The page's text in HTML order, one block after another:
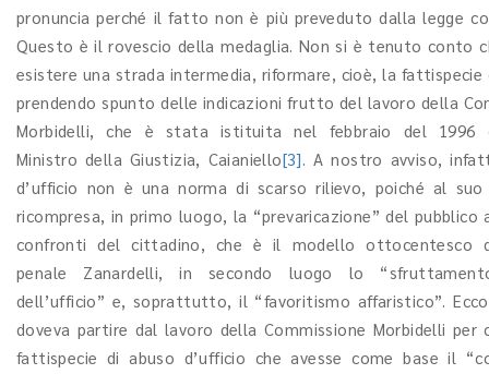
pronuncia perché il fatto non è più preveduto dalla legge
Questo è il rovescio della medaglia. Non si è tenuto conto
esistere una strada intermedia, riformare, cioè, la fattispecie
prendendo spunto delle indicazioni frutto del lavoro della
Morbidelli, che è stata istituita nel febbraio del 1996
Ministro della Giustizia, Caianiello[3]. A nostro avviso,
d’ufficio non è una norma di scarso rilievo, poiché al
ricompresa, in primo luogo, la “prevaricazione” del pubblico
confronti del cittadino, che è il modello ottocentesco
penale Zanardelli, in secondo luogo lo
dell’ufficio” e, soprattutto, il “favoritismo affaristico”.
doveva partire dal lavoro della Commissione Morbidelli per
fattispecie di abuso d’ufficio che avesse come base il